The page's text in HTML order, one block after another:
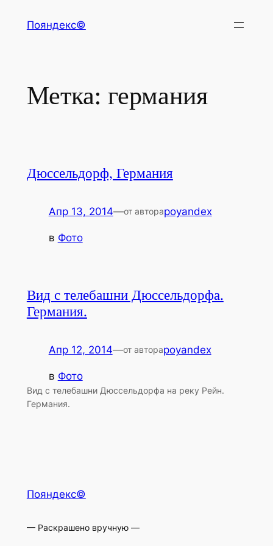
Пояндекс©
Метка: германия
Дюссельдорф, Германия
Апр 13, 2014—от автораpoyandex
в Фото
Вид с телебашни Дюссельдорфа.
Германия.
Апр 12, 2014—от автораpoyandex
в Фото
Вид с телебашни Дюссельдорфа на реку Рейн.
Германия.
Пояндекс©
— Раскрашено вручную —